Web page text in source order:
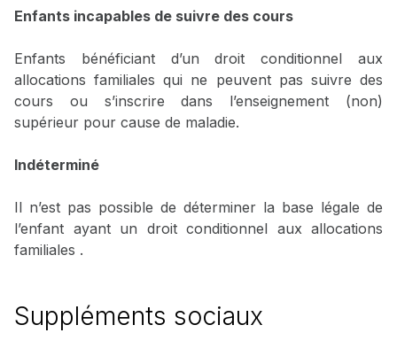
Enfants incapables de suivre des cours
Enfants bénéficiant d’un droit conditionnel aux
allocations familiales qui ne peuvent pas suivre des
cours ou s’inscrire dans l’enseignement (non)
supérieur pour cause de maladie.
Indéterminé
Il n’est pas possible de déterminer la base légale de
l’enfant ayant un droit conditionnel aux allocations
familiales .
Suppléments sociaux